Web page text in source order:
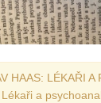
HAAS: LÉKAŘI A
a